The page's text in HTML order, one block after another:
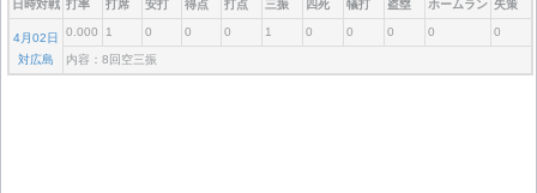
日時対戦 打率 打席 安打 得点 打点 三振 四死 犠打 盗塁 ホームラン 失策
4月02日
対広島
0.000 1 0 0 0 1 0 0 0 0 0
内容：8回空三振